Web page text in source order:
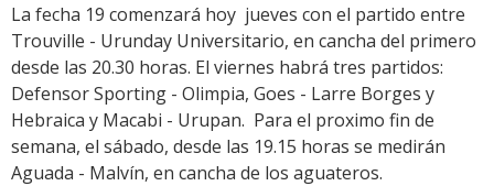
La fecha 19 comenzará hoy jueves con el partido entre
Trouville - Urunday Universitario, en cancha del primero
desde las 20.30 horas. El viernes habrá tres partidos:
Defensor Sporting - Olimpia, Goes - Larre Borges y
Hebraica y Macabi - Urupan. Para el proximo fin de
semana, el sábado, desde las 19.15 horas se medirán
Aguada - Malvín, en cancha de los aguateros.